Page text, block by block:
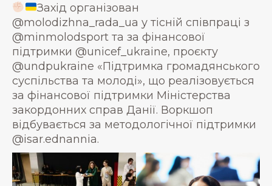
Захід організован
@molodizhna_rada_ua у тісній співпраці з
@minmolodsport та за фінансової
підтримки @unicef_ukraine, проєкту
@undpukraine «Підтримка громадянського
суспільства та молоді», що реалізовується
за фінансової підтримки Міністерства
закордонних справ Данії. Воркшоп
відбувається за методологічної підтримки
@isar.ednannia.